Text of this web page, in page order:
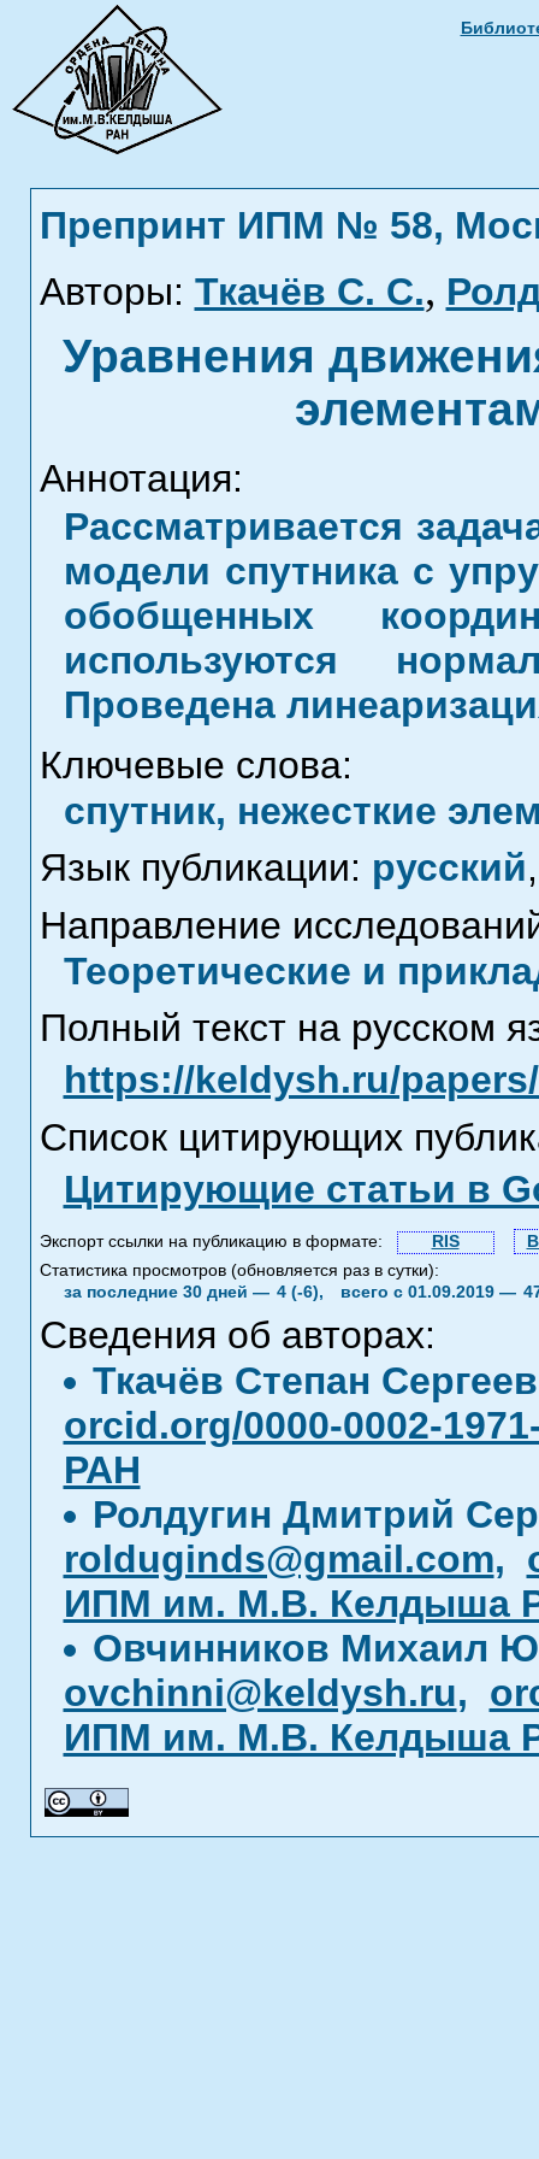
Препринт ИПМ № 58,
Авторы: Ткачёв С. С.,
Уравнения
Аннотация:
Рассматривается
модели спутника с
обобщенных
используются
Проведена
Ключевые слова:
спутник, нежесткие
Язык публикации: русский,
Направление
Теоретические и
Полный текст на русском
https://keldysh.ru/
Список цитирующих
Цитирующие статьи в
Экспорт ссылки на публикацию в формате: RIS
Статистика просмотров (обновляется раз в сутки):
за последние 30 дней — 4 (-6), всего с 01.09.2019 —
Сведения об авторах:
Ткачёв Степан
orcid.org/0000-0002-
РАН
Ролдугин Дмитрий
rolduginds@gmail.com,
ИПМ им. М.В. Келдыша
Овчинников Михаил
ovchinni@keldysh.ru,
ИПМ им. М.В. Келдыша